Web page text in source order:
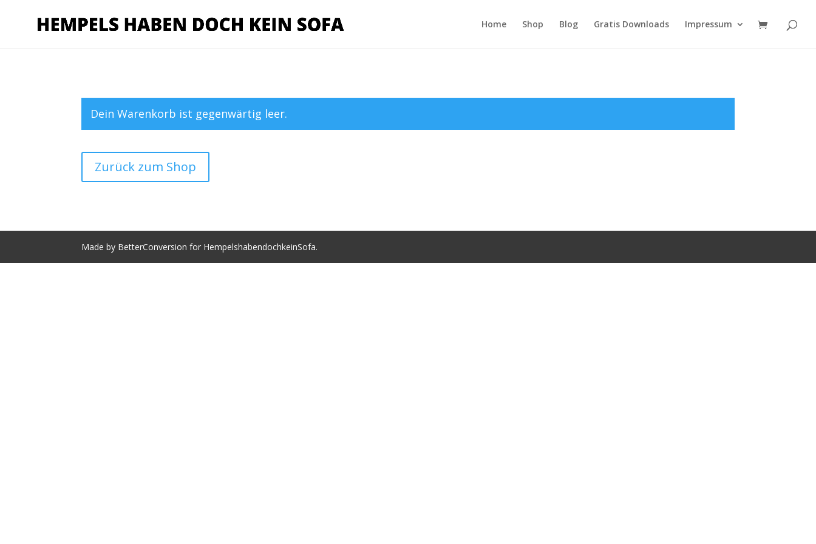
Home Shop Blog Gratis Downloads Impressum
Dein Warenkorb ist gegenwärtig leer.
Zurück zum Shop
Made by BetterConversion for HempelshabendochkeinSofa.